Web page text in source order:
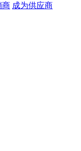
商 成为供应商